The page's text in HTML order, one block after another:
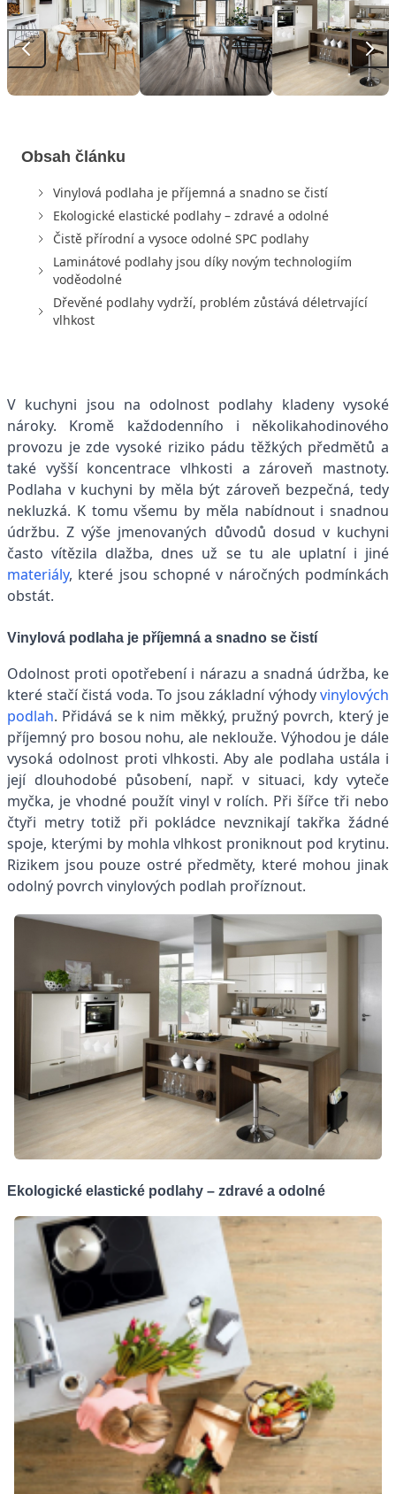
Obsah článku
Vinylová podlaha je příjemná a snadno se čistí
Ekologické elastické podlahy – zdravé a odolné
Čistě přírodní a vysoce odolné SPC podlahy
Laminátové podlahy jsou díky novým technologiím
voděodolné
Dřevěné podlahy vydrží, problém zůstává déletrvající
vlhkost
V kuchyni jsou na odolnost podlahy kladeny vysoké
nároky. Kromě každodenního i několikahodinového
provozu je zde vysoké riziko pádu těžkých předmětů a
také vyšší koncentrace vlhkosti a zároveň mastnoty.
Podlaha v kuchyni by měla být zároveň bezpečná, tedy
nekluzká. K tomu všemu by měla nabídnout i snadnou
údržbu. Z výše jmenovaných důvodů dosud v kuchyni
často vítězila dlažba, dnes už se tu ale uplatní i jiné
materiály, které jsou schopné v náročných podmínkách
obstát.
Vinylová podlaha je příjemná a snadno se čistí
Odolnost proti opotřebení i nárazu a snadná údržba, ke
které stačí čistá voda. To jsou základní výhodyvinylových
podlah. Přidává se k nim měkký, pružný povrch, který je
příjemný pro bosou nohu, ale neklouže. Výhodou je dále
vysoká odolnost proti vlhkosti. Aby ale podlaha ustála i
její dlouhodobé působení, např. v situaci, kdy vyteče
myčka, je vhodné použít vinyl v rolích. Při šířce tři nebo
čtyři metry totiž při pokládce nevznikají takřka žádné
spoje, kterými by mohla vlhkost proniknout pod krytinu.
Rizikem jsou pouze ostré předměty, které mohou jinak
odolný povrch vinylových podlah proříznout.
Ekologické elastické podlahy – zdravé a odolné